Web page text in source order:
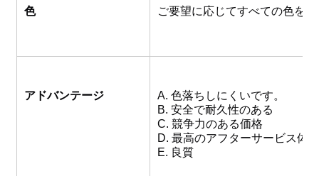
色 ご要望に応じてすべての色を
アドバンテージ
A. 色落ちしにくいです。
B. 安全で耐久性のある
C. 競争力のある価格
D. 最高のアフターサービス体
E. 良質